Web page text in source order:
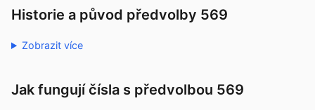
Historie a původ předvolby 569
Zobrazit více
Jak fungují čísla s předvolbou 569